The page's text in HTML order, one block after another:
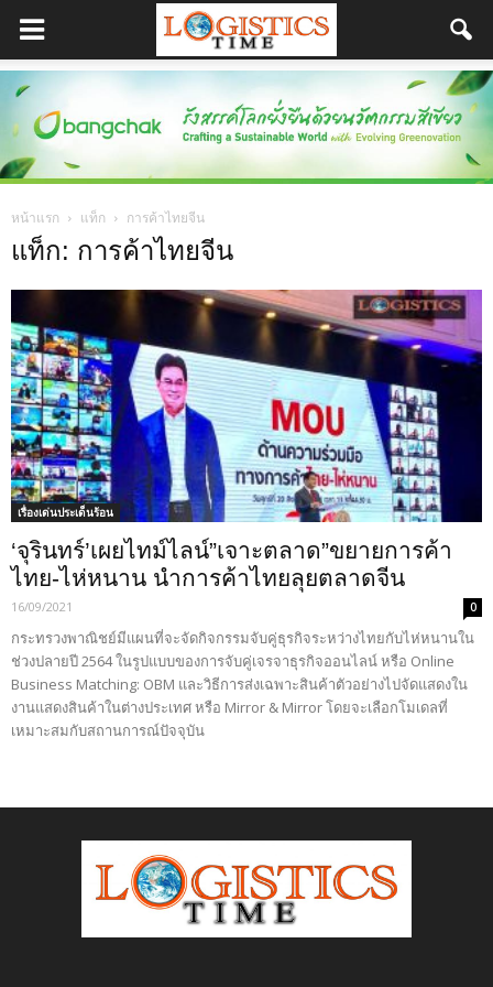
หน้าแรก แท็ก การค้าไทยจีน
แท็ก: การค้าไทยจีน
เรื่องเด่นประเด็นร้อน
‘จุรินทร์’เผยไทม์ไลน์”เจาะตลาด”ขยายการค้า
ไทย-ไห่หนาน นำการค้าไทยลุยตลาดจีน
16/09/2021 0
กระทรวงพาณิชย์มีแผนที่จะจัดกิจกรรมจับคู่ธุรกิจระหว่างไทยกับไห่หนานใน
ช่วงปลายปี 2564 ในรูปแบบของการจับคู่เจรจาธุรกิจออนไลน์ หรือ Online
Business Matching: OBM และวิธีการส่งเฉพาะสินค้าตัวอย่างไปจัดแสดงใน
งานแสดงสินค้าในต่างประเทศ หรือ Mirror & Mirror โดยจะเลือกโมเดลที่
เหมาะสมกับสถานการณ์ปัจจุบัน